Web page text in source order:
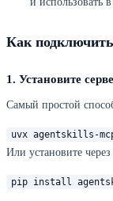
Как подключить
1. Установите
Самый простой
uvx agentskills-
Или установите
pip install